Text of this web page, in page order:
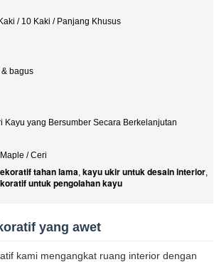
/ 10 Kaki / Panjang Khusus
bagus
Kayu yang Bersumber Secara Berkelanjutan
/ Ceri
tahan lama, kayu ukir untuk desain interior,
untuk pengolahan kayu
yang awet
kami mengangkat ruang interior dengan